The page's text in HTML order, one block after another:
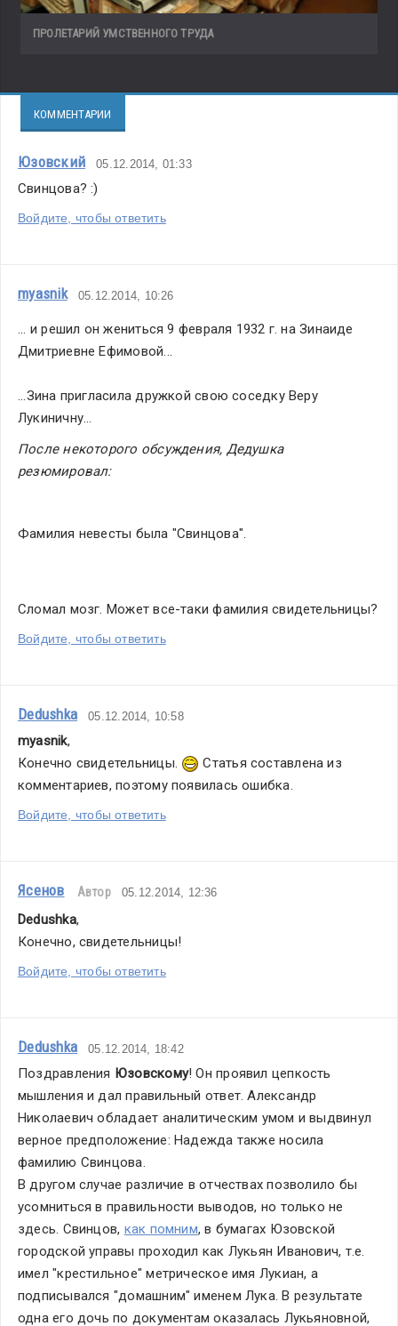
ПРОЛЕТАРИЙ УМСТВЕННОГО ТРУДА
КОММЕНТАРИИ
Юзовский 05.12.2014, 01:33
Свинцова? :)
Войдите, чтобы ответить
myasnik 05.12.2014, 10:26
... и решил он жениться 9 февраля 1932 г. на Зинаиде
Дмитриевне Ефимовой...
...Зина пригласила дружкой свою соседку Веру
Лукиничну...
После некоторого обсуждения, Дедушка
резюмировал:
Фамилия невесты была "Свинцова".
Сломал мозг. Может все-таки фамилия свидетельницы?
Войдите, чтобы ответить
Dedushka 05.12.2014, 10:58
myasnik,
Конечно свидетельницы.
Статья составлена из
комментариев, поэтому появилась ошибка.
Войдите, чтобы ответить
Ясенов Автор 05.12.2014, 12:36
Dedushka,
Конечно, свидетельницы!
Войдите, чтобы ответить
Dedushka 05.12.2014, 18:42
Поздравления Юзовскому! Он проявил цепкость
мышления и дал правильный ответ. Александр
Николаевич обладает аналитическим умом и выдвинул
верное предположение: Надежда также носила
фамилию Свинцова.
В другом случае различие в отчествах позволило бы
усомниться в правильности выводов, но только не
здесь. Свинцов, как помним, в бумагах Юзовской
городской управы проходил как Лукьян Иванович, т.е.
имел "крестильное" метрическое имя Лукиан, а
подписывался "домашним" именем Лука. В результате
одна его дочь по документам оказалась Лукьяновной,